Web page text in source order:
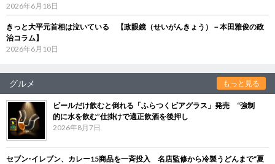
2026年6月18日
きっと大平元首相は泣いている 【政眼鏡（せいがんきょう）－本田雅俊の政
治コラム】
2026年6月10日
グルメ もっと見る
ビールだけ飲むと倒れる「ふらつくビアグラス」発売 “強制
的に水を飲む”仕掛けで適正飲酒を後押し
2026年8月7日
セブン‐イレブン、カレー15商品を一斉投入 名店監修から冷製うどんまで“夏